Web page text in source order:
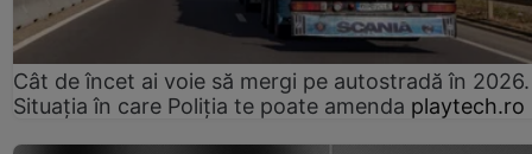
Cât de încet ai voie să mergi pe autostradă în 2026.
Situația în care Poliția te poate amenda playtech.ro